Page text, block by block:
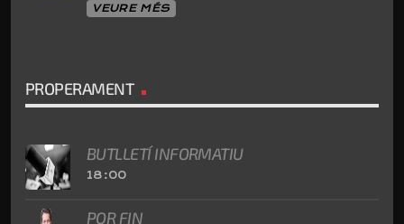
VEURE MÉS
PROPERAMENT
BUTLLETÍ INFORMATIU
18:00
POR FIN